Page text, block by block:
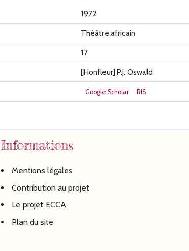
1972
Théâtre africain
17
[Honfleur] P.J. Oswald
Google Scholar RIS
Informations
Mentions légales
Contribution au projet
Le projet ECCA
Plan du site